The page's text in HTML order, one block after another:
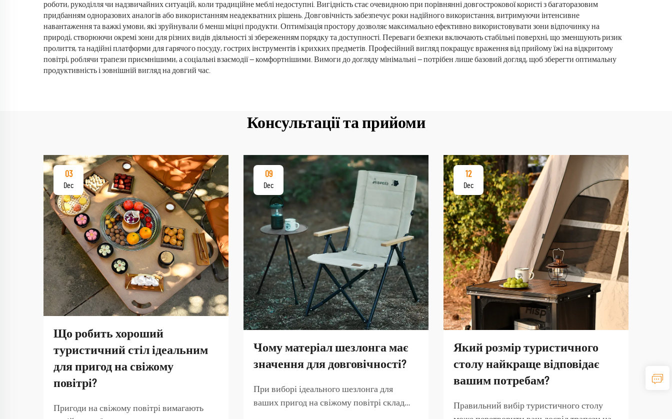
роботи, рукоділля чи надзвичайних ситуацій, коли традиційне меблі недоступні. Вигідність стає очевидною при порівнянні довгострокової користі з багаторазовим
придбанням одноразових аналогів або використанням неадекватних рішень. Довговічність забезпечує роки надійного використання, витримуючи інтенсивне
навантаження та важкі умови, які зруйнували б менш міцні продукти. Оптимізація простору дозволяє максимально ефективно використовувати зони відпочинку на
природі, створюючи окремі зони для різних видів діяльності зі збереженням порядку та доступності. Переваги безпеки включають стабільні поверхні, що зменшують ризик
пролиття, та надійні платформи для гарячого посуду, гострих інструментів і крихких предметів. Професійний вигляд покращує враження від прийому їжі на відкритому
повітрі, роблячи трапези приємнішими, а соціальні взаємодії — комфортнішими. Вимоги до догляду мінімальні — потрібен лише базовий догляд, щоб зберегти оптимальну
продуктивність і зовнішній вигляд на довгий час.
Консультації та прийоми
03
Dec
Що робить хороший
туристичний стіл ідеальним
для пригод на свіжому
повітрі?
Пригоди на свіжому повітрі вимагають
09
Dec
Чому матеріал шезлонга має
значення для довговічності?
При виборі ідеального шезлонга для
ваших пригод на свіжому повітрі склад
12
Dec
Який розмір туристичного
столу найкраще відповідає
вашим потребам?
Правильний вибір туристичного столу